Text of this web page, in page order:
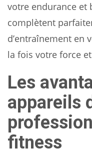
votre endurance et
complètent
d’entraînement en
la fois votre force
Les
appareils
fitness